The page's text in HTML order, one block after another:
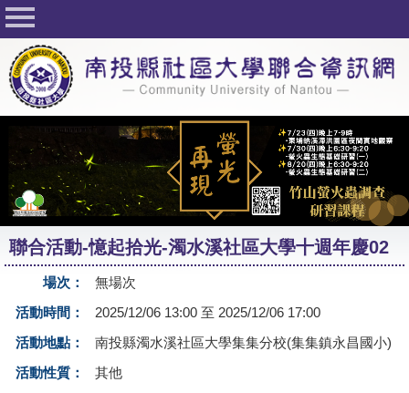
回首頁
關於社大
公佈欄
行事曆
最新活動
活動花絮
課程一覽表
志工與社團
友站連結
聯合活動-憶起拾光-濁水溪社區大學十週年慶02
場次：
無場次
活動時間：
2025/12/06 13:00 至 2025/12/06 17:00
活動地點：
南投縣濁水溪社區大學集集分校(集集鎮永昌國小)
活動性質：
其他